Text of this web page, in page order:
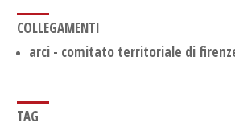
COLLEGAMENTI
arci - comitato territoriale di
TAG